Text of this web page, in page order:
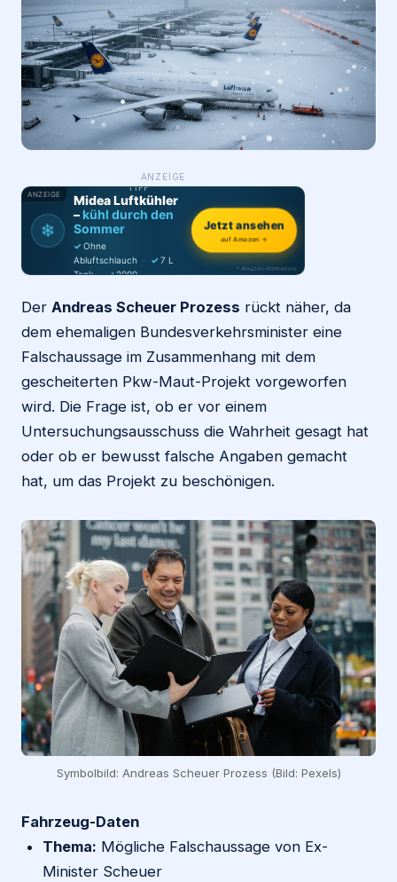
Login
Firma eintragen
ANZEIGE
ANZEIGE
❄
PRODUKT-
TIPP
Midea Luftkühler
–kühl durch den
Sommer
✓ Ohne
Abluftschlauch · ✓ 7 L
Tank · ✓2000
Jetzt ansehen
auf Amazon →
* Amazon-Partnerlink
Der Andreas Scheuer Prozess rückt näher, da
dem ehemaligen Bundesverkehrsminister eine
Falschaussage im Zusammenhang mit dem
gescheiterten Pkw-Maut-Projekt vorgeworfen
wird. Die Frage ist, ob er vor einem
Untersuchungsausschuss die Wahrheit gesagt hat
oder ob er bewusst falsche Angaben gemacht
hat, um das Projekt zu beschönigen.
Symbolbild: Andreas Scheuer Prozess (Bild: Pexels)
Fahrzeug-Daten
Thema: Mögliche Falschaussage von Ex-
Minister Scheuer